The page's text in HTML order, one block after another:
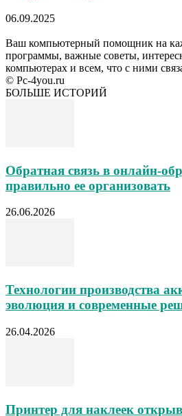
06.09.2025
Ваш компьютерный помощник на
программы, важные советы,
компьютерах и всем, что с ними
© Pc-4you.ru
БОЛЬШЕ ИСТОРИЙ
Обратная связь в онлайн-
правильно ее организовать
26.06.2026
Технологии производства
эволюция и современные
26.04.2026
Принтер для наклеек